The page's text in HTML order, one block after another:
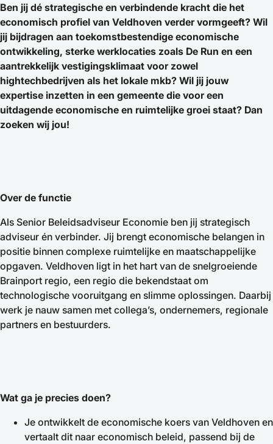
Ben jij dé strategische en verbindende kracht die het
economisch profiel van Veldhoven verder vormgeeft? Wil
jij bijdragen aan toekomstbestendige economische
ontwikkeling, sterke werklocaties zoals De Run en een
aantrekkelijk vestigingsklimaat voor zowel
hightechbedrijven als het lokale mkb? Wil jij jouw
expertise inzetten in een gemeente die voor een
uitdagende economische en ruimtelijke groei staat? Dan
zoeken wij jou!
Over de functie
Als Senior Beleidsadviseur Economie ben jij strategisch
adviseur én verbinder. Jij brengt economische belangen in
positie binnen complexe ruimtelijke en maatschappelijke
opgaven. Veldhoven ligt in het hart van de snelgroeiende
Brainport regio, een regio die bekendstaat om
technologische vooruitgang en slimme oplossingen. Daarbij
werk je nauw samen met collega’s, ondernemers, regionale
partners en bestuurders.
Wat ga je precies doen?
Je ontwikkelt de economische koers van Veldhoven en
vertaalt dit naar economisch beleid, passend bij de